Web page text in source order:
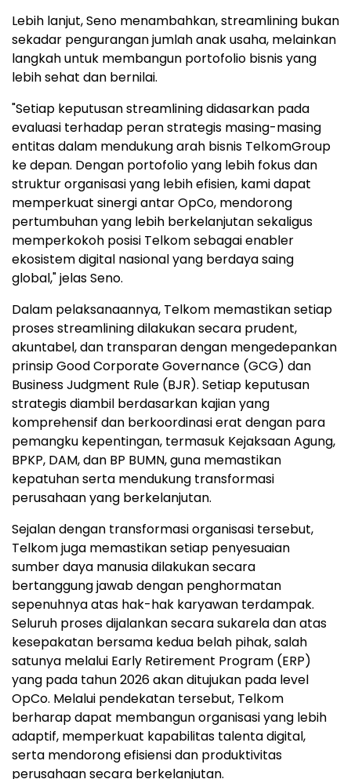
Lebih lanjut, Seno menambahkan, streamlining bukan
sekadar pengurangan jumlah anak usaha, melainkan
langkah untuk membangun portofolio bisnis yang
lebih sehat dan bernilai.
"Setiap keputusan streamlining didasarkan pada
evaluasi terhadap peran strategis masing-masing
entitas dalam mendukung arah bisnis TelkomGroup
ke depan. Dengan portofolio yang lebih fokus dan
struktur organisasi yang lebih efisien, kami dapat
memperkuat sinergi antar OpCo, mendorong
pertumbuhan yang lebih berkelanjutan sekaligus
memperkokoh posisi Telkom sebagai enabler
ekosistem digital nasional yang berdaya saing
global," jelas Seno.
Dalam pelaksanaannya, Telkom memastikan setiap
proses streamlining dilakukan secara prudent,
akuntabel, dan transparan dengan mengedepankan
prinsip Good Corporate Governance (GCG) dan
Business Judgment Rule (BJR). Setiap keputusan
strategis diambil berdasarkan kajian yang
komprehensif dan berkoordinasi erat dengan para
pemangku kepentingan, termasuk Kejaksaan Agung,
BPKP, DAM, dan BP BUMN, guna memastikan
kepatuhan serta mendukung transformasi
perusahaan yang berkelanjutan.
Sejalan dengan transformasi organisasi tersebut,
Telkom juga memastikan setiap penyesuaian
sumber daya manusia dilakukan secara
bertanggung jawab dengan penghormatan
sepenuhnya atas hak-hak karyawan terdampak.
Seluruh proses dijalankan secara sukarela dan atas
kesepakatan bersama kedua belah pihak, salah
satunya melalui Early Retirement Program (ERP)
yang pada tahun 2026 akan ditujukan pada level
OpCo. Melalui pendekatan tersebut, Telkom
berharap dapat membangun organisasi yang lebih
adaptif, memperkuat kapabilitas talenta digital,
serta mendorong efisiensi dan produktivitas
perusahaan secara berkelanjutan.